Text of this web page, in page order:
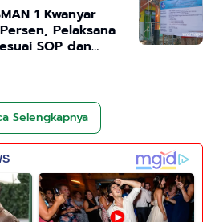
1 Kwanyar
Pelaksana
SOP dan
Selengkapnya